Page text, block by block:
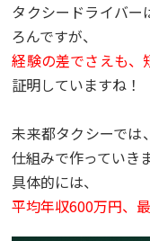
タクシードライバー
ろんですが、
経験の差でさえも、
証明していますね！
未来都タクシーでは
仕組みで作っていき
具体的には、
平均年収600万円、